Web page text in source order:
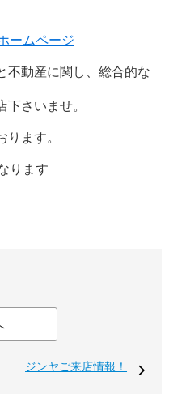
ームページ
不動産に関し、総合的な
さいませ。
ます。
ります
ジンヤご来店情報！